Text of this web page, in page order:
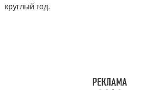
круглый год.